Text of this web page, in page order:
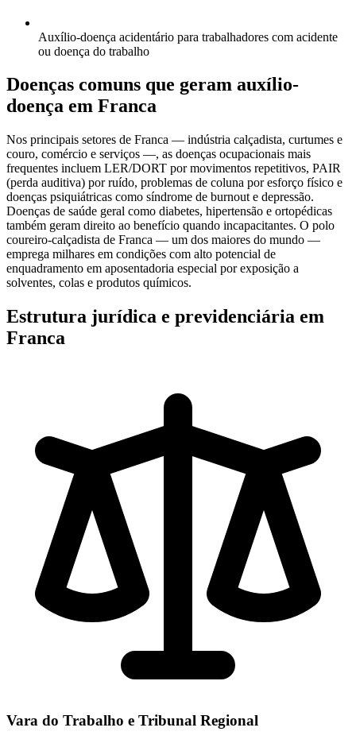
Auxílio-doença acidentário para trabalhadores com acidente
ou doença do trabalho
Doenças comuns que geram auxílio-
doença em Franca
Nos principais setores de Franca — indústria calçadista, curtumes e
couro, comércio e serviços —, as doenças ocupacionais mais
frequentes incluem LER/DORT por movimentos repetitivos, PAIR
(perda auditiva) por ruído, problemas de coluna por esforço físico e
doenças psiquiátricas como síndrome de burnout e depressão.
Doenças de saúde geral como diabetes, hipertensão e ortopédicas
também geram direito ao benefício quando incapacitantes. O polo
coureiro-calçadista de Franca — um dos maiores do mundo —
emprega milhares em condições com alto potencial de
enquadramento em aposentadoria especial por exposição a
solventes, colas e produtos químicos.
Estrutura jurídica e previdenciária em
Franca
Vara do Trabalho e Tribunal Regional